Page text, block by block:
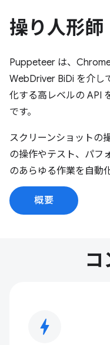
操り人形師
Puppeteer は、
WebDriver BiDi を介し
化する高レベルの API
です。
スクリーンショットの
の操作やテスト、パフ
のあらゆる作業を自動
概要
コ
bolt